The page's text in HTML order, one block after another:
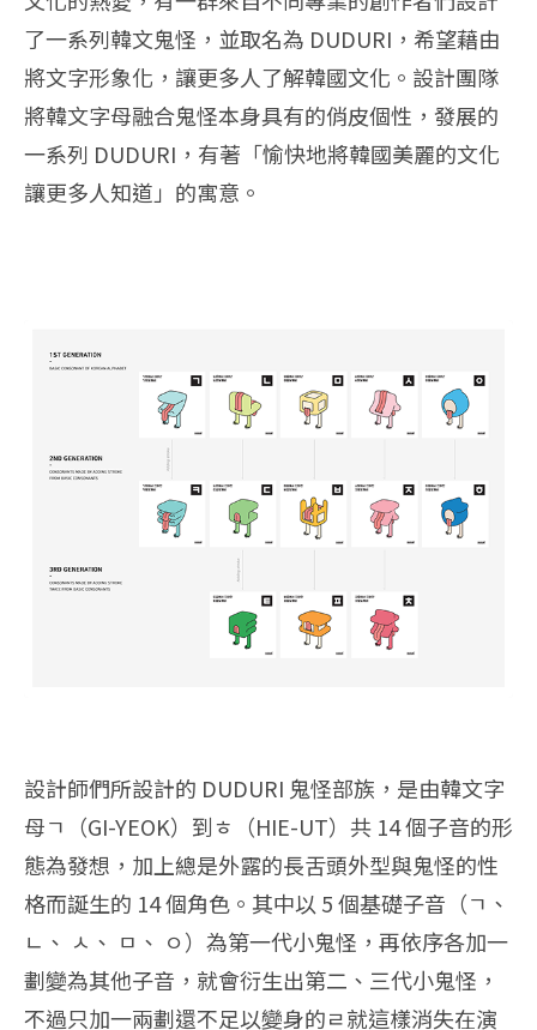
了一系列韓文鬼怪，並取名為 DUDURI，希望藉由
將文字形象化，讓更多人了解韓國文化。設計團隊
將韓文字母融合鬼怪本身具有的俏皮個性，發展的
一系列 DUDURI，有著「愉快地將韓國美麗的文化
讓更多人知道」的寓意。
設計師們所設計的 DUDURI 鬼怪部族，是由韓文字
母ㄱ（GI-YEOK）到ㅎ（HIE-UT）共 14 個子音的形
態為發想，加上總是外露的長舌頭外型與鬼怪的性
格而誕生的 14 個角色。其中以 5 個基礎子音（ㄱ、
ㄴ、 ㅅ、 ㅁ、 ㅇ）為第一代小鬼怪，再依序各加一
劃變為其他子音，就會衍生出第二、三代小鬼怪，
不過只加一兩劃還不足以變身的ㄹ就這樣消失在演